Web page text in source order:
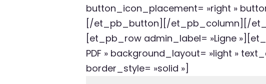
button_icon_placement= »right »
[/et_pb_button][/et_pb_column][/
[et_pb_row admin_label= »Ligne
PDF » background_layout= »light »
border_style= »solid »]